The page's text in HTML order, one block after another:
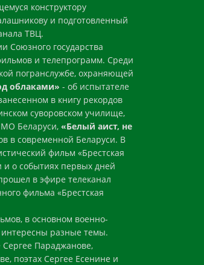
конструктору
и подготовленный
ТВЦ.
Союзного государства
и телепрограмм. Среди
погранслужбе, охраняющей
облаками» - об испытателе
в книгу рекордов
суворовском училище,
МО Беларуси, «Белый аист, не
в современной Беларуси. В
фильм «Брестская
и о событиях первых дней
в эфире телеканал
фильма «Брестская
в основном военно-
разные темы.
Параджанове,
поэтах Сергее Есенине и